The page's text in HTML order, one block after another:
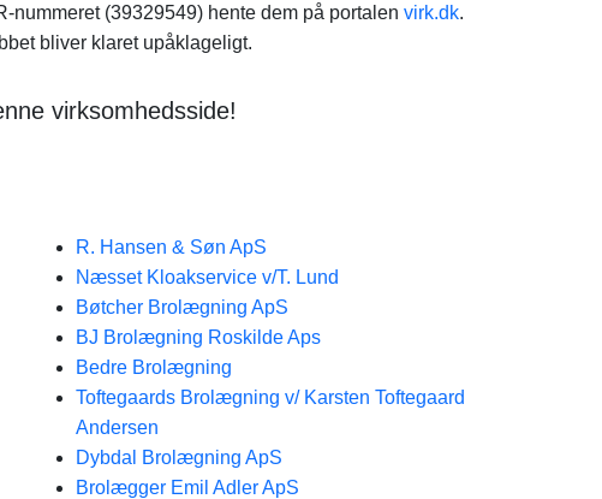
(39329549) hente dem på portalen virk.dk.
bliver klaret upåklageligt.
virksomhedsside!
R. Hansen & Søn ApS
Næsset Kloakservice v/T. Lund
Bøtcher Brolægning ApS
BJ Brolægning Roskilde Aps
Bedre Brolægning
Toftegaards Brolægning v/ Karsten Toftegaard
Andersen
Dybdal Brolægning ApS
Brolægger Emil Adler ApS